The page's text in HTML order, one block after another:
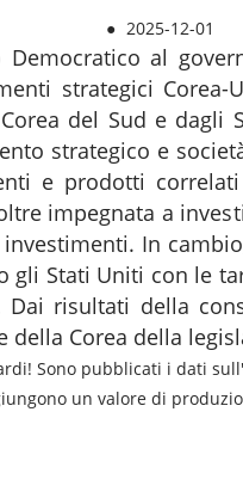
● 2025-12-01
al
strategici
del Sud e
strategico e
e prodotti
impegnata a
In
gli Stati Uniti con le
Dai risultati della
della Corea della
Sono pubblicati i dati
un valore di